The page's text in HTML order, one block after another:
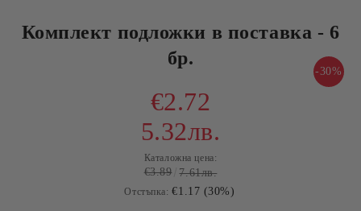
Комплект подложки в поставка - 6
бр.
-30%
€2.72
5.32лв.
Каталожна цена:
€3.89 7.61лв.
Отстъпка: €1.17 (30%)